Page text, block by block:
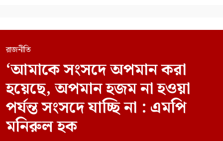
রাজনীতি
‘আমাকে সংসদে অপমান করা
হয়েছে, অপমান হজম না হওয়া
পর্যন্ত সংসদে যাচ্ছি না : এমপি
মনিরুল হক